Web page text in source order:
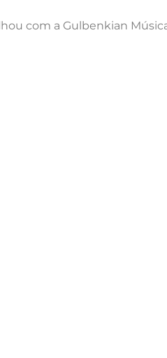
com a Gulbenkian